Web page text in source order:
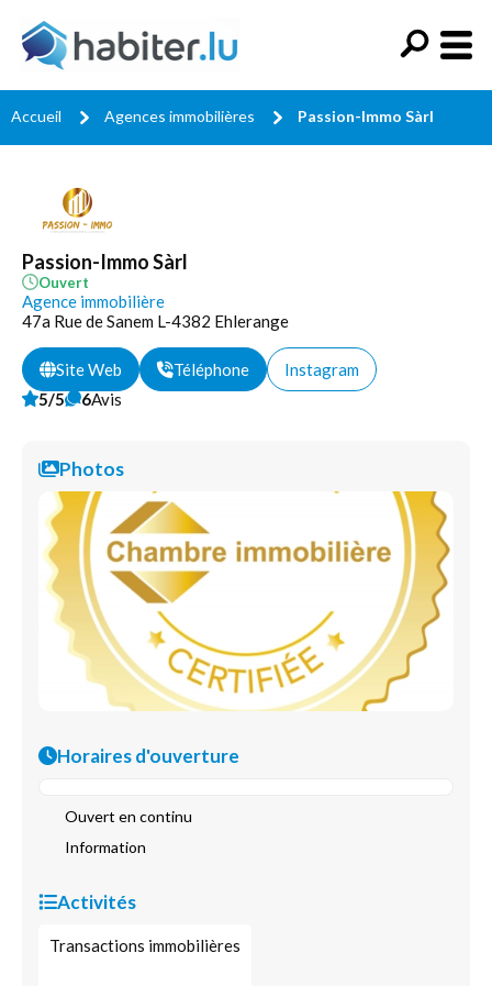
Accueil Agences immobilières Passion-Immo Sàrl
Passion-Immo Sàrl
Ouvert
Agence immobilière
47a Rue de Sanem L-4382 Ehlerange
Site Web Téléphone
Instagram
5/5
6Avis
Photos
Horaires d'ouverture
Ouvert en continu
Information
Activités
Transactions immobilières